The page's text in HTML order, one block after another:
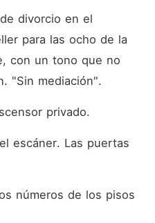
divorcio en el
para las ocho de la
con un tono que no
"Sin mediación".
privado.
escáner. Las puertas
números de los pisos